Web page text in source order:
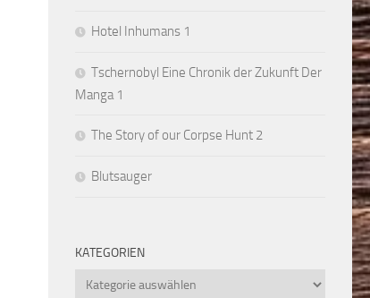
Hotel Inhumans 1
Tschernobyl Eine Chronik der Zukunft Der
Manga 1
The Story of our Corpse Hunt 2
Blutsauger
KATEGORIEN
Kategorien